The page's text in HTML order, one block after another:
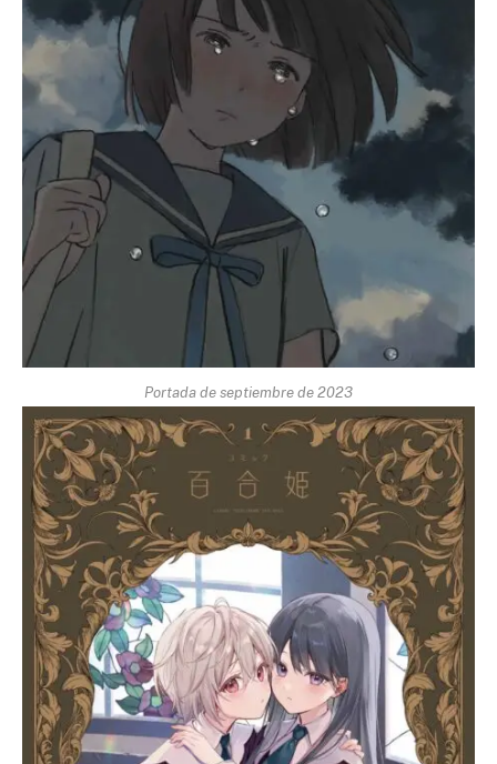
Portada de septiembre de 2023